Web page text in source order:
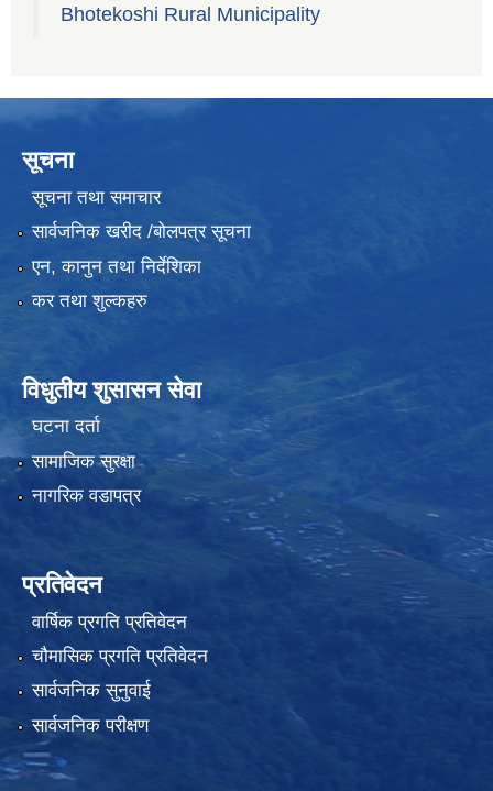
Bhotekoshi Rural Municipality
सूचना
सूचना तथा समाचार
सार्वजनिक खरीद /बोलपत्र सूचना
एन, कानुन तथा निर्देशिका
कर तथा शुल्कहरु
विधुतीय शुसासन सेवा
घटना दर्ता
सामाजिक सुरक्षा
नागरिक वडापत्र
प्रतिवेदन
वार्षिक प्रगति प्रतिवेदन
चौमासिक प्रगति प्रतिवेदन
सार्वजनिक सुनुवाई
सार्वजनिक परीक्षण